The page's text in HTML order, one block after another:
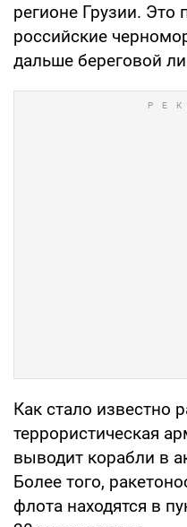
регионе Грузии. Это
российские
дальше береговой
Как стало известно
террористическая
выводит корабли в
Более того,
флота находятся в